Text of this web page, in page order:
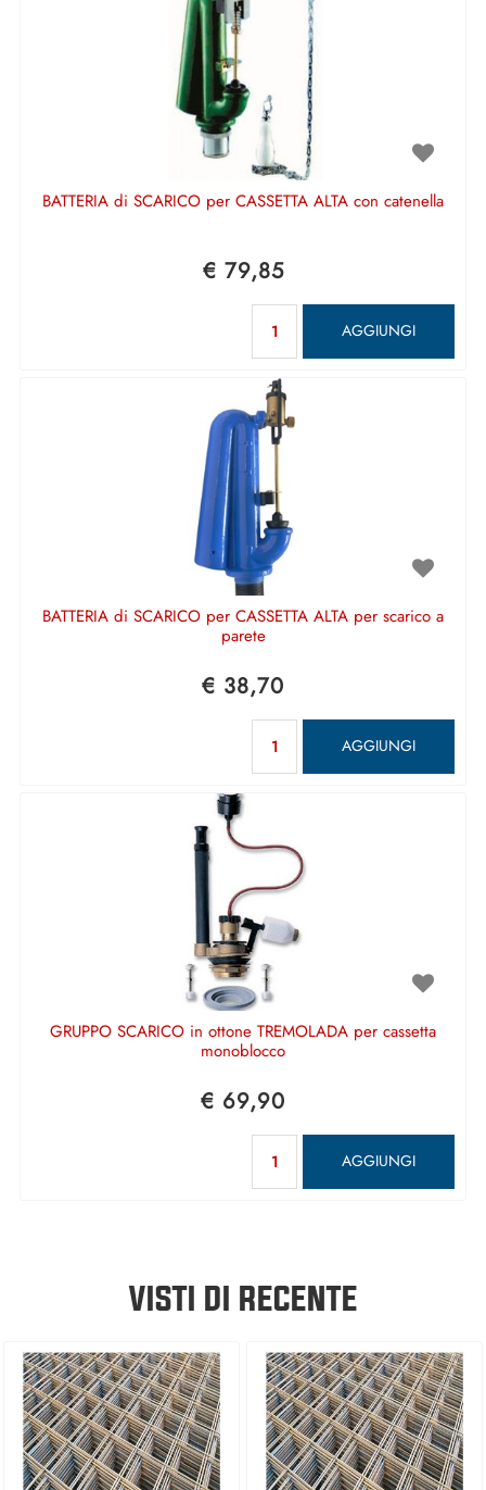
BATTERIA di SCARICO per CASSETTA ALTA con catenella
€ 79,85
AGGIUNGI
BATTERIA di SCARICO per CASSETTA ALTA per scarico a
parete
€ 38,70
AGGIUNGI
GRUPPO SCARICO in ottone TREMOLADA per cassetta
monoblocco
€ 69,90
AGGIUNGI
VISTI DI RECENTE